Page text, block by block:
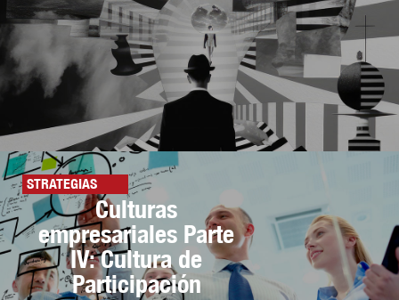
STRATEGIAS
Culturas
empresariales Parte
IV: Cultura de
Participación